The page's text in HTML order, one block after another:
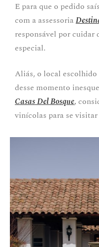
E para que o pedido
com a assessoria
responsável por cuidar
especial.
Aliás, o local escolhido
desse momento
Casas Del Bosque,
vinícolas para se